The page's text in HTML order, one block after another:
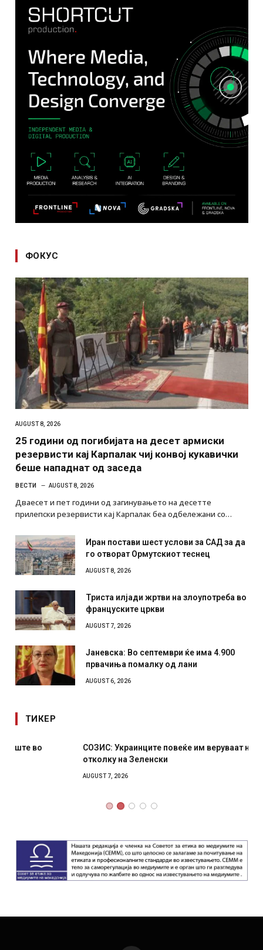
ФОКУС
AUGUST 8, 2026
25 години од погибијата на десет армиски
резервисти кај Карпалак чиј конвој кукавички
беше нападнат од заседа
ВЕСТИ AUGUST 8, 2026
Дваесет и пет години од загинувањето на десетте
прилепски резервисти кај Карпалак беа одбележани со…
Иран постави шест услови за САД за да
го отворат Ормутскиот теснец
AUGUST 8, 2026
Триста илјади жртви на злоупотреба во
француските цркви
AUGUST 7, 2026
Јаневска: Во септември ќе има 4.900
првачиња помалку од лани
AUGUST 6, 2026
ТИКЕР
СОЗИС: Украинците повеќе им веруваат на генералите
отколку на Зеленски